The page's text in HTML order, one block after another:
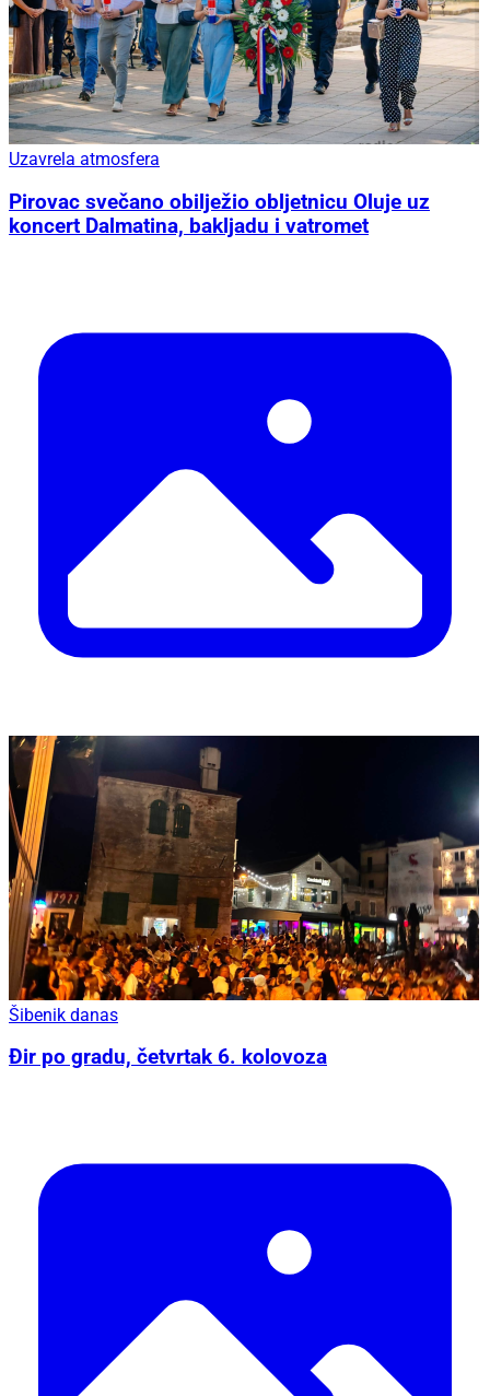
Uzavrela atmosfera
Pirovac svečano obilježio obljetnicu Oluje uz
koncert Dalmatina, bakljadu i vatromet
Šibenik danas
Đir po gradu, četvrtak 6. kolovoza